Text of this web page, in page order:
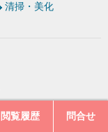
閲覧履歴 問合せ
清掃・美化